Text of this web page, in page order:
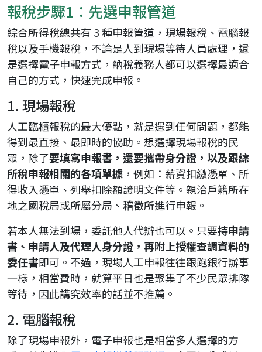
報稅步驟1：先選申報管道
綜合所得稅總共有 3 種申報管道，現場報稅、電腦報
稅以及手機報稅，不論是人到現場等待人員處理，還
是選擇電子申報方式，納稅義務人都可以選擇最適合
自己的方式，快速完成申報。
1. 現場報稅
人工臨櫃報稅的最大優點，就是遇到任何問題，都能
得到最直接、最即時的協助。想選擇現場報稅的民
眾，除了要填寫申報書，還要攜帶身分證，以及跟綜
所稅申報相關的各項單據 ，例如：薪資扣繳憑單、所
得收入憑單、列舉扣除額證明文件等。親洽戶籍所在
地之國稅局或所屬分局、稽徵所進行申報。
若本人無法到場，委託他人代辦也可以。只要持申請
書、申請人及代理人身分證，再附上授權查調資料的
委任書即可。不過，現場人工申報往往跟跑銀行辦事
一樣，相當費時，就算平日也是聚集了不少民眾排隊
等待，因此講究效率的話並不推薦。
2. 電腦報稅
除了現場申報外，電子申報也是相當多人選擇的方